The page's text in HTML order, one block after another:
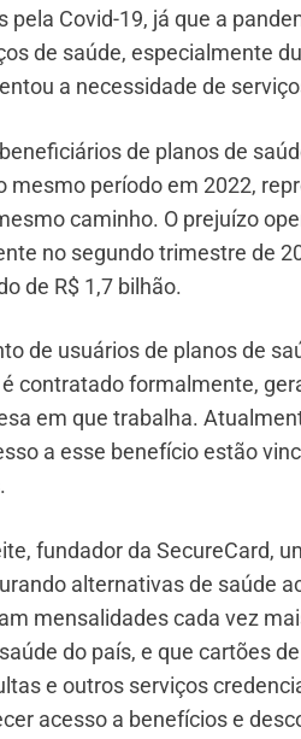
pela Covid-19, já que a
de saúde, especialmente
a necessidade de
de planos de
mesmo período em 2022,
caminho. O prejuízo
no segundo trimestre de
de R$ 1,7 bilhão.
de usuários de planos de
contratado formalmente,
em que trabalha.
a esse benefício estão
fundador da SecureCard,
alternativas de saúde
mensalidades cada vez
do país, e que cartões
e outros serviços
acesso a benefícios e